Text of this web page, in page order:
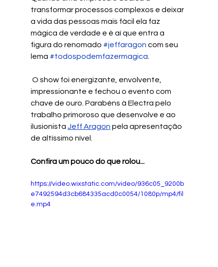
transformar processos complexos e deixar
a vida das pessoas mais fácil ela faz
mágica de verdade e é aí que entra a
figura do renomado #jeffaragon com seu
lema #todospodemfazermagica
impressionante e fechou o evento com
chave de ouro. Parabéns à Electra pelo
trabalho primoroso que desenvolve e ao
ilusionista Jeff Aragon pela apresentação
de altíssimo nível.
Confira um pouco do que rolou...
https://video.wixstatic.com/video/936c05_9200b
e7492594d3cb684335acd0c0054/1080p/mp4/fil
e.mp4